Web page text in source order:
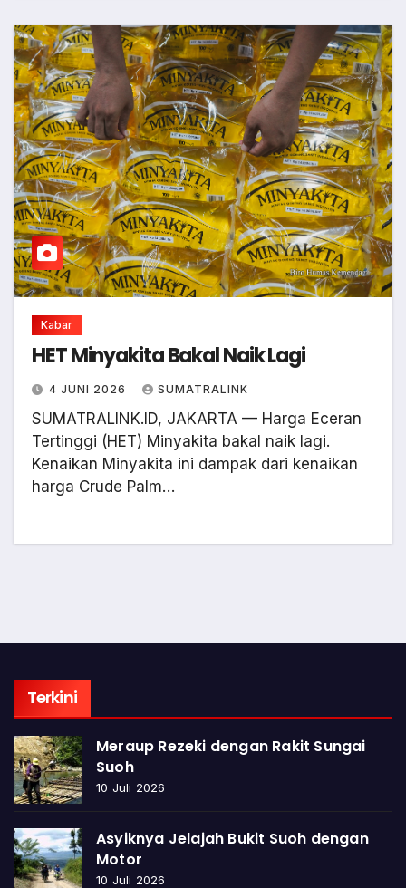
Kabar
HET Minyakita Bakal Naik Lagi
4 JUNI 2026 SUMATRALINK
SUMATRALINK.ID, JAKARTA — Harga Eceran
Tertinggi (HET) Minyakita bakal naik lagi.
Kenaikan Minyakita ini dampak dari kenaikan
harga Crude Palm…
Terkini
Meraup Rezeki dengan Rakit Sungai
Suoh
10 Juli 2026
Asyiknya Jelajah Bukit Suoh dengan
Motor
10 Juli 2026